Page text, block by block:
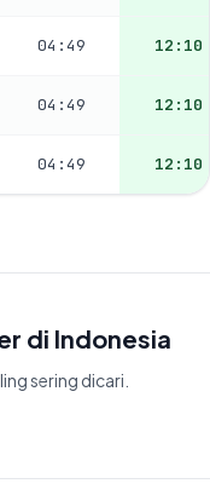
04:49 12:10
04:49 12:10
04:49 12:10
di Indonesia
sering dicari.